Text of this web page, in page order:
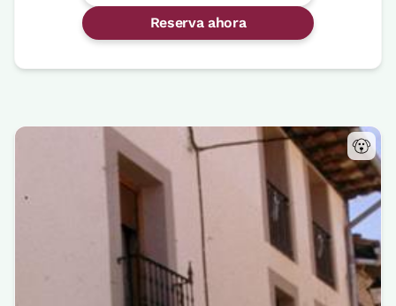
Reserva ahora